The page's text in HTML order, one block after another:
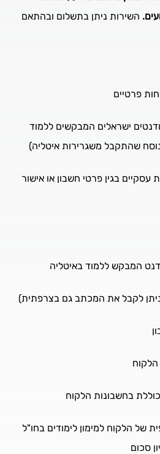
השירות ניתן בתשלום ובהתאם
פרטיים
ישראלים המבקשים ללמוד
שהתקבל משגרירות איטליה)
עסקיים בגין פרטי חשבון או אישור
המבקש ללמוד באיטליה
לקבל את המכתב גם בצרפתית)
הלקוח
בחשבונות הלקוח
של הלקוח למימון לימודים בחו"ל
סכום